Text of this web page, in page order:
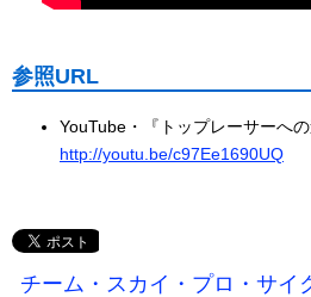
参照URL
YouTube・『トップレーサーへ
http://youtu.be/c97Ee1690UQ
チーム・スカイ・プロ・サイ